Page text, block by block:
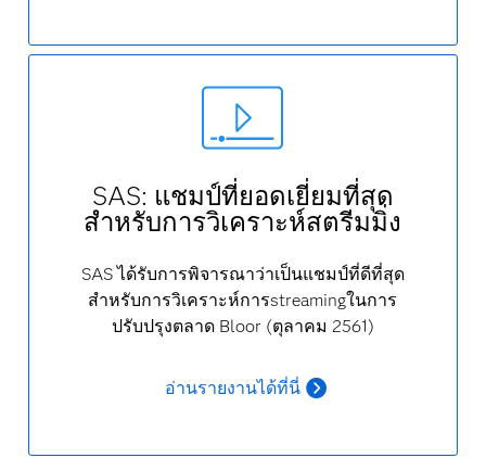
SAS: แชมป์ที่ยอดเยี่ยมที่สุด
สำหรับการวิเคราะห์สตรีมมิ่ง
SAS ได้รับการพิจารณาว่าเป็นแชมป์ที่ดีที่สุด
สำหรับการวิเคราะห์การstreamingในการ
ปรับปรุงตลาด Bloor (ตุลาคม 2561)
อ่านรายงานได้ที่นี่